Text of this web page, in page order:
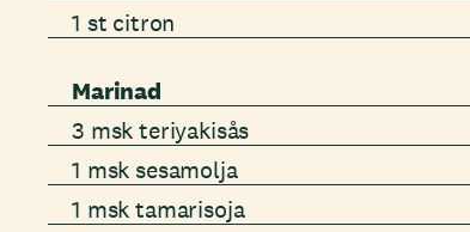
1 st citron
Marinad
3 msk teriyakisås
1 msk sesamolja
1 msk tamarisoja